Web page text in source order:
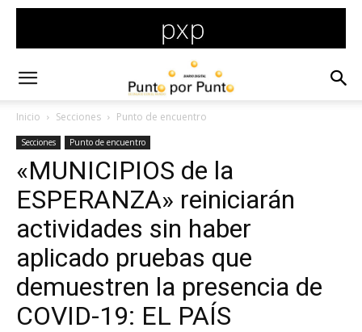
Inicio Secciones Punto de encuentro
Secciones Punto de encuentro
«MUNICIPIOS de la
ESPERANZA» reiniciarán
actividades sin haber
aplicado pruebas que
demuestren la presencia de
COVID-19: EL PAÍS